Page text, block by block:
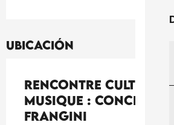
Ubicación
Rencontre
musique : Concert de
frangini